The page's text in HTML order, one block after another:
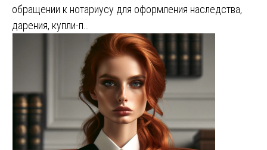
обращении к нотариусу для оформления наследства,
дарения, купли-п…